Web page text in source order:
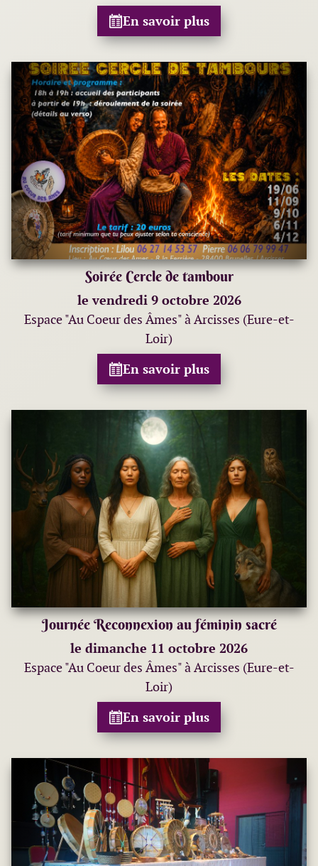
En savoir plus
Soirée Cercle de tambour
le vendredi 9 octobre 2026
Espace "Au Coeur des Âmes" à Arcisses (Eure-et-
Loir)
En savoir plus
Journée Reconnexion au féminin sacré
le dimanche 11 octobre 2026
Espace "Au Coeur des Âmes" à Arcisses (Eure-et-
Loir)
En savoir plus